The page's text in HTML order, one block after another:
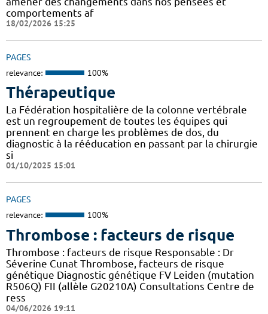
comportements af
18/02/2026 15:25
PAGES
relevance: 100%
Thérapeutique
La Fédération hospitalière de la colonne vertébrale
est un regroupement de toutes les équipes qui
prennent en charge les problèmes de dos, du
diagnostic à la rééducation en passant par la chirurgie
si
01/10/2025 15:01
PAGES
relevance: 100%
Thrombose : facteurs de risque
Thrombose : facteurs de risque Responsable : Dr
Séverine Cunat Thrombose, facteurs de risque
génétique Diagnostic génétique FV Leiden (mutation
R506Q) FII (allèle G20210A) Consultations Centre de
ress
04/06/2026 19:11